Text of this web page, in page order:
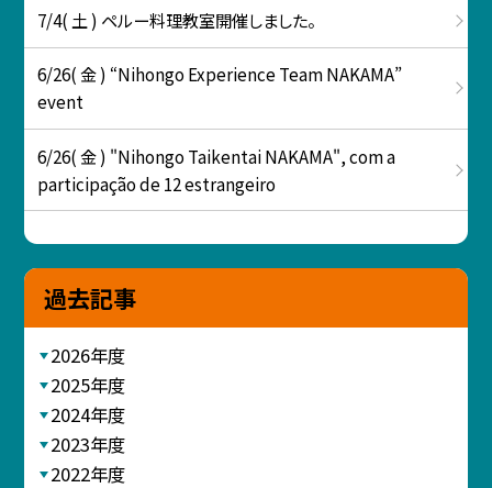
7/4( 土 ) ペルー料理教室開催しました。
6/26( 金 ) “Nihongo Experience Team NAKAMA”
event
6/26( 金 ) "Nihongo Taikentai NAKAMA", com a
participação de 12 estrangeiro
過去記事
2026年度
2025年度
2024年度
2023年度
2022年度